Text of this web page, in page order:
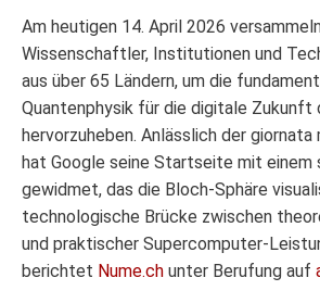
Am heutigen 14. April 2026
Wissenschaftler, Institutionen und
aus über 65 Ländern, um die
Quantenphysik für die digitale Zukunft
hervorzuheben. Anlässlich der giornata
hat Google seine Startseite mit einem
gewidmet, das die Bloch-Sphäre
technologische Brücke zwischen
und praktischer Supercomputer-
berichtet Nume.ch unter Berufung auf